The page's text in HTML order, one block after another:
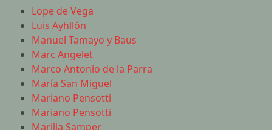
Lope de Vega
Luis Ayhllón
Manuel Tamayo y Baus
Marc Angelet
Marco Antonio de la Parra
María San Miguel
Mariano Pensotti
Mariano Pensotti
Marilia Samper